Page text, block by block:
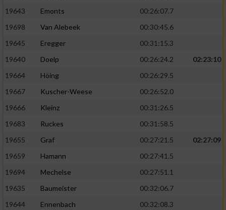
19643
Emonts
00:26:07.7
19698
Van Alebeek
00:30:45.6
19645
Eregger
00:31:15.3
19640
Doelp 00:26:24.2
02:23:10
19664
Höing
00:26:29.5
19667
Kuscher-Weese
00:26:52.0
19666
Kleinz
00:31:26.5
19683
Ruckes
00:31:58.5
19655
Graf 00:27:21.5
02:27:09
19659
Hamann
00:27:41.5
19694
Mechelse
00:27:51.1
19635
Baumeister
00:32:06.7
19644
Ennenbach
00:32:08.3